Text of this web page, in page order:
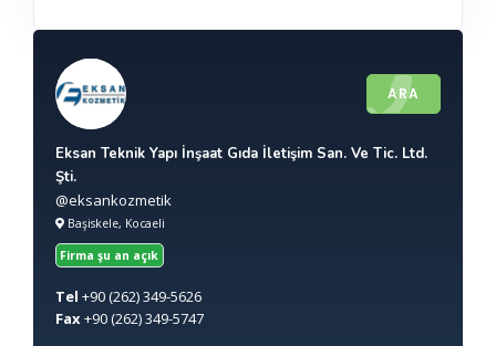
ARA
Eksan Teknik Yapı İnşaat Gıda İletişim San. Ve Tic. Ltd.
Şti.
@eksankozmetik
Başiskele, Kocaeli
Firma şu an açık
Tel +90(262) 349-5626
Fax+90(262) 349-5747